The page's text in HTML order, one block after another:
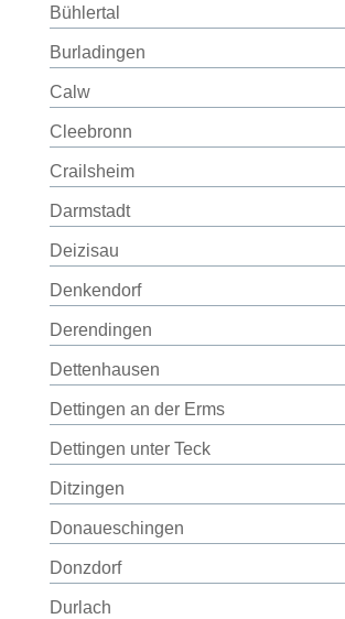
Bühlertal
Burladingen
Calw
Cleebronn
Crailsheim
Darmstadt
Deizisau
Denkendorf
Derendingen
Dettenhausen
Dettingen an der Erms
Dettingen unter Teck
Ditzingen
Donaueschingen
Donzdorf
Durlach